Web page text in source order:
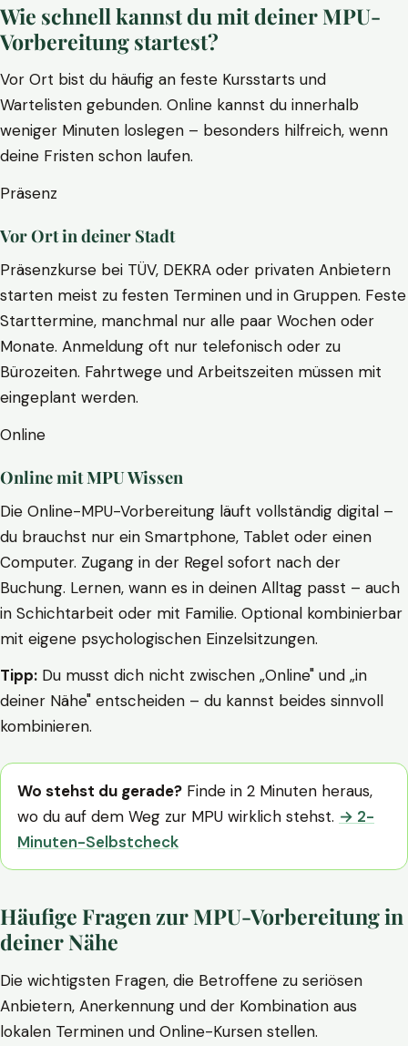
Wie schnell kannst du mit deiner MPU-
Vorbereitung startest?
Vor Ort bist du häufig an feste Kursstarts und
Wartelisten gebunden. Online kannst du innerhalb
weniger Minuten loslegen – besonders hilfreich, wenn
deine Fristen schon laufen.
Präsenz
Vor Ort in deiner Stadt
Präsenzkurse bei TÜV, DEKRA oder privaten Anbietern
starten meist zu festen Terminen und in Gruppen. Feste
Starttermine, manchmal nur alle paar Wochen oder
Monate. Anmeldung oft nur telefonisch oder zu
Bürozeiten. Fahrtwege und Arbeitszeiten müssen mit
eingeplant werden.
Online
Online mit MPU Wissen
Die Online-MPU-Vorbereitung läuft vollständig digital –
du brauchst nur ein Smartphone, Tablet oder einen
Computer. Zugang in der Regel sofort nach der
Buchung. Lernen, wann es in deinen Alltag passt – auch
in Schichtarbeit oder mit Familie. Optional kombinierbar
mit eigene psychologischen Einzelsitzungen.
Tipp: Du musst dich nicht zwischen „Online" und „in
deiner Nähe" entscheiden – du kannst beides sinnvoll
kombinieren.
Wo stehst du gerade? Finde in 2 Minuten heraus,
wo du auf dem Weg zur MPU wirklich stehst. → 2-
Minuten-Selbstcheck
Häufige Fragen zur MPU-Vorbereitung in
deiner Nähe
Die wichtigsten Fragen, die Betroffene zu seriösen
Anbietern, Anerkennung und der Kombination aus
lokalen Terminen und Online-Kursen stellen.